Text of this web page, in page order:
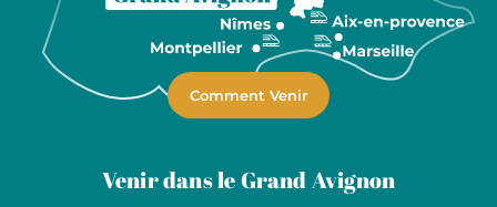
Comment Venir
Venir dans le Grand Avignon